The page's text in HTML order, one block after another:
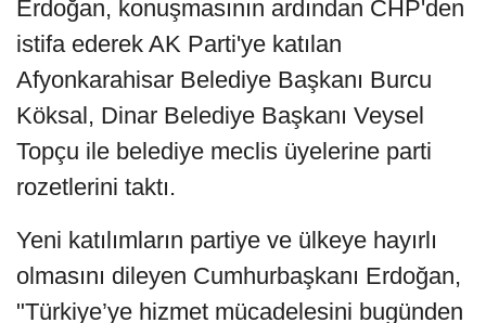
Erdoğan, konuşmasının ardından CHP'den
istifa ederek AK Parti'ye katılan
Afyonkarahisar Belediye Başkanı Burcu
Köksal, Dinar Belediye Başkanı Veysel
Topçu ile belediye meclis üyelerine parti
rozetlerini taktı.
Yeni katılımların partiye ve ülkeye hayırlı
olmasını dileyen Cumhurbaşkanı Erdoğan,
"Türkiye’ye hizmet mücadelesini bugünden